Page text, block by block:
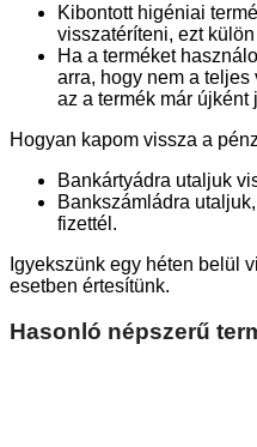
Kibontott higéniai
visszatéríteni, ezt
Ha a terméket
arra, hogy nem a
az a termék már
Hogyan kapom vissza a
Bankártyádra utaljuk
Bankszámládra
fizettél.
Igyekszünk egy héten belül
esetben értesítünk.
Hasonló népszerű